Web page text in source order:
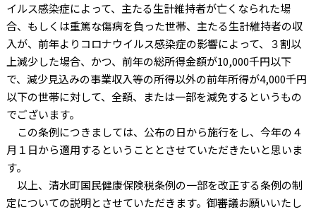
イルス感染症によって、主たる生計維持者が亡くなられた場
合、もしくは重篤な傷病を負った世帯、主たる生計維持者の収
入が、前年よりコロナウイルス感染症の影響によって、３割以
上減少した場合、かつ、前年の総所得金額が10,000千円以下
で、減少見込みの事業収入等の所得以外の前年所得が4,000千円
以下の世帯に対して、全額、または一部を減免するというもの
でございます。
この条例につきましては、公布の日から施行をし、今年の４
月１日から適用するということとさせていただきたいと思いま
す。
以上、清水町国民健康保険税条例の一部を改正する条例の制
定についての説明とさせていただきます。御審議お願いいたし